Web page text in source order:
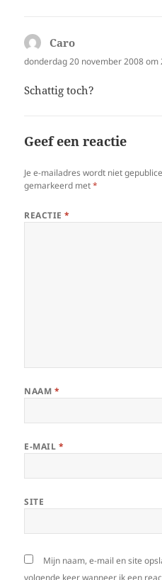
Caro
donderdag 20 november 2008 om
Schattig toch?
Geef een reactie
Je e-mailadres wordt niet
gemarkeerd met*
REACTIE*
NAAM *
E-MAIL *
SITE
Mijn naam, e-mail en site
volgende keer wanneer ik een